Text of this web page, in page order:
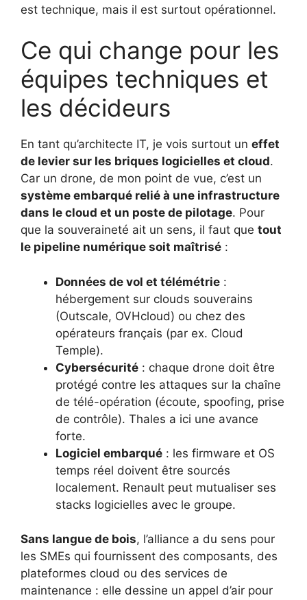
est technique, mais il est surtout opérationnel.
Ce qui change pour les
équipes techniques et
les décideurs
En tant qu’architecte IT, je vois surtout un effet
de levier sur les briques logicielles et cloud.
Car un drone, de mon point de vue, c’est un
système embarqué relié à une infrastructure
dans le cloud et un poste de pilotage. Pour
que la souveraineté ait un sens, il faut que tout
le pipeline numérique soit maîtrisé :
Données de vol et télémétrie :
hébergement sur clouds souverains
(Outscale, OVHcloud) ou chez des
opérateurs français (par ex. Cloud
Temple).
Cybersécurité : chaque drone doit être
protégé contre les attaques sur la chaîne
de télé-opération (écoute, spoofing, prise
de contrôle). Thales a ici une avance
forte.
Logiciel embarqué : les firmware et OS
temps réel doivent être sourcés
localement. Renault peut mutualiser ses
stacks logicielles avec le groupe.
Sans langue de bois, l’alliance a du sens pour
les SMEs qui fournissent des composants, des
plateformes cloud ou des services de
maintenance : elle dessine un appel d’air pour